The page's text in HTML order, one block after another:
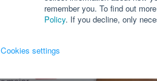
remember you. To find out
Policy. If you decline, only
Cookies settings